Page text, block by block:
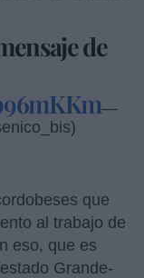
de
—
que
al trabajo de
eso, que es
Grande-